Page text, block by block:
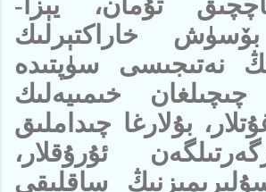
بۆسۈش خاراكتېرلىك
نەتىجىسى سۈپتىدە
چىچىلغان خىمىيەلىك
بۇلارغا چىداملىق
ئۇرۇقلار،
ساقلىقى